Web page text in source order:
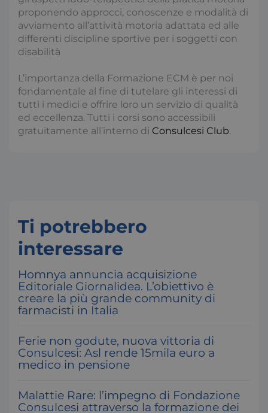
proponendo approcci, conoscenze e modalità di
avviamento all’attività motoria adattata ed alle
differenti discipline sportive per i soggetti con
disabilità
L’importanza della Formazione ECM è per noi
fondamentale al fine di tutelare gli interessi di
tutti i medici e offrire loro un servizio di qualità
ed eccellenza. Tutti i corsi sono accessibili
gratuitamente all’interno di Consulcesi Club.
Ti potrebbero
interessare
Homnya annuncia acquisizione
Editoriale Giornalidea. L’obiettivo è
creare la più grande community di
farmacisti in Italia
Ferie non godute, nuova vittoria di
Consulcesi: Asl rende 15mila euro a
medico in pensione
Malattie Rare: l’impegno di Fondazione
Consulcesi attraverso la formazione dei
.consulcesi.it